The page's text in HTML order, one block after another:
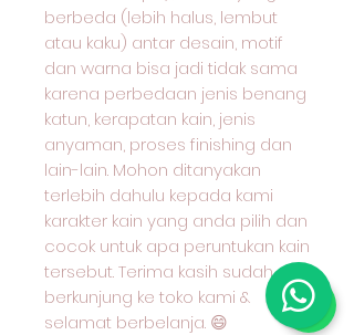
berbeda (lebih halus, lembut
atau kaku) antar desain, motif
dan warna bisa jadi tidak sama
karena perbedaan jenis benang
katun, kerapatan kain, jenis
anyaman, proses finishing dan
lain-lain. Mohon ditanyakan
terlebih dahulu kepada kami
karakter kain yang anda pilih dan
cocok untuk apa peruntukan kain
tersebut. Terima kasih sudah
berkunjung ke toko kami &
selamat berbelanja. 😄